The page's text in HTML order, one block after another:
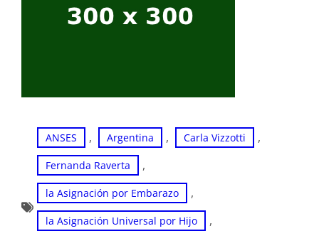
ANSES , Argentina , Carla Vizzotti ,
Fernanda Raverta ,
la Asignación por Embarazo ,
la Asignación Universal por Hijo ,